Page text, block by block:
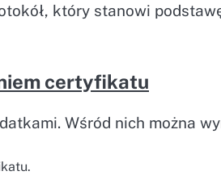
który stanowi
certyfikatu
Wśród nich można